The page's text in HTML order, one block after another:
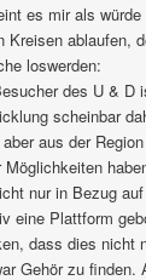
es mir als
Kreisen ablaufen,
loswerden:
des U & D
scheinbar
aus der
Möglichkeiten
nur in Bezug
eine Plattform
dass dies nicht
Gehör zu finden.